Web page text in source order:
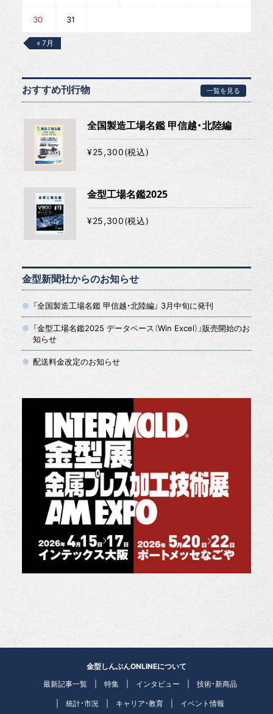
30 31
« 7月
おすすめ刊行物 一覧を見る
全国製造工場名鑑 甲信越・北陸編
¥25,300(税込)
金型工場名鑑2025
¥25,300(税込)
金型新聞社からのお知らせ
「全国製造工場名鑑 甲信越・北陸編」 3月中旬に発刊
「金型工場名鑑2025 データベース（Win Excel）」販売開始のお
知らせ
配送料金改定のお知らせ
金型しんぶんONLINEについて
最新記事一覧
特集 インタビュー 技術・新商品
統計・市況 キャリア・教育 イベント情報